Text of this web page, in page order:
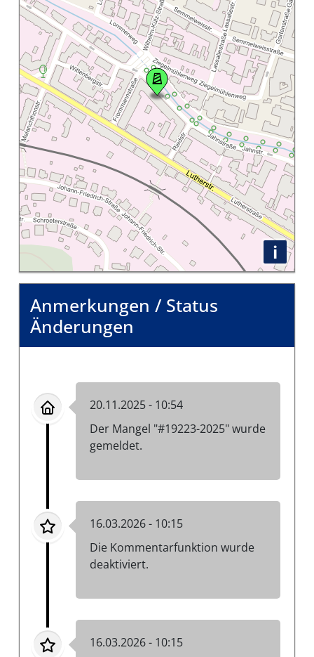
i
Anmerkungen / Status
Änderungen
20.11.2025 - 10:54
Der Mangel "#19223-2025" wurde
gemeldet.
16.03.2026 - 10:15
Die Kommentarfunktion wurde
deaktiviert.
16.03.2026 - 10:15